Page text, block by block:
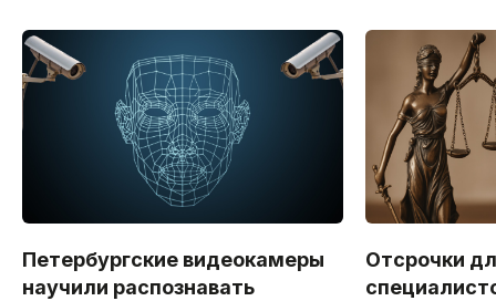
Петербургские видеокамеры
научили распознавать
Отсрочки